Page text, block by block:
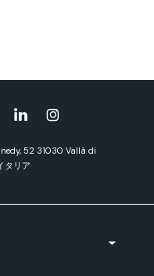
52 31030 Vallà di
タリア